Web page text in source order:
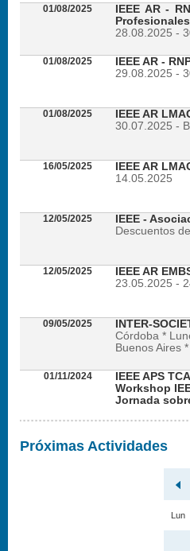
01/08/2025
IEEE AR -
Profesionales
28.08.2025 -
01/08/2025
IEEE AR -
29.08.2025 -
01/08/2025
IEEE AR
30.07.2025 -
16/05/2025
IEEE AR
14.05.2025
12/05/2025
IEEE -
Descuentos
12/05/2025
IEEE AR
23.05.2025 -
09/05/2025
INTER-
Córdoba *
Buenos Aires
01/11/2024
IEEE APS
Workshop
Jornada
Próximas Actividades
Lun